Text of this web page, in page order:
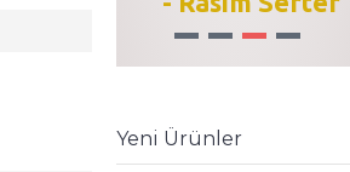
1 2 3 4
Yeni Ürünler